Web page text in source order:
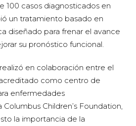
100 casos diagnosticados en
un tratamiento basado en
diseñado para frenar el avance
su pronóstico funcional.
en colaboración entre el
como centro de
enfermedades
Children’s Foundation,
la importancia de la